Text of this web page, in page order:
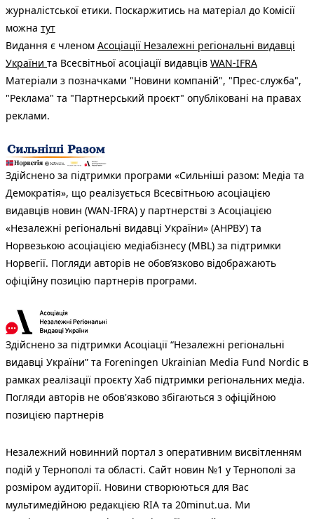
журналістської етики. Поскаржитись на матеріал до Комісії
можна тут
Видання є членом Асоціації Незалежні регіональні видавці
України та Всесвітньої асоціації видавців WAN-IFRA
Матеріали з позначками "Новини компаній", "Прес-служба",
"Реклама" та "Партнерський проєкт" опубліковані на правах
реклами.
Здійснено за підтримки програми «Сильніші разом: Медіа та
Демократія», що реалізується Всесвітньою асоціацією
видавців новин (WAN-IFRA) у партнерстві з Асоціацією
«Незалежні регіональні видавці України» (АНРВУ) та
Норвезькою асоціацією медіабізнесу (MBL) за підтримки
Норвегії. Погляди авторів не обов’язково відображають
офіційну позицію партнерів програми.
Здійснено за підтримки Асоціації “Незалежні регіональні
видавці України” та Foreningen Ukrainian Media Fund Nordic в
рамках реалізації проєкту Хаб підтримки регіональних медіа.
Погляди авторів не обов'язково збігаються з офіційною
позицією партнерів
Незалежний новинний портал з оперативним висвітленням
подій у Тернополі та області. Сайт новин №1 у Тернополі за
розміром аудиторії. Новини створюються для Вас
мультимедійною редакцією RIA та 20minut.ua. Ми